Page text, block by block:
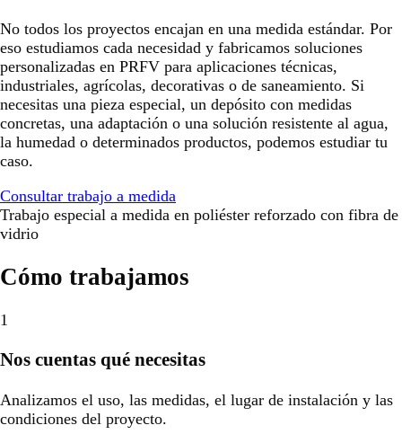
No todos los proyectos encajan en una medida estándar. Por
eso estudiamos cada necesidad y fabricamos soluciones
personalizadas en PRFV para aplicaciones técnicas,
industriales, agrícolas, decorativas o de saneamiento. Si
necesitas una pieza especial, un depósito con medidas
concretas, una adaptación o una solución resistente al agua,
la humedad o determinados productos, podemos estudiar tu
caso.
Consultar trabajo a medida
Trabajo especial a medida en poliéster reforzado con fibra de
vidrio
Cómo trabajamos
1
Nos cuentas qué necesitas
Analizamos el uso, las medidas, el lugar de instalación y las
condiciones del proyecto.